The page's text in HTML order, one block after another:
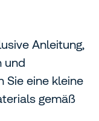
Anleitung,
und
Sie eine kleine
gemäß